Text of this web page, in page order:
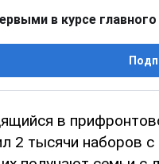
в курсе
в
2 тысячи наборов